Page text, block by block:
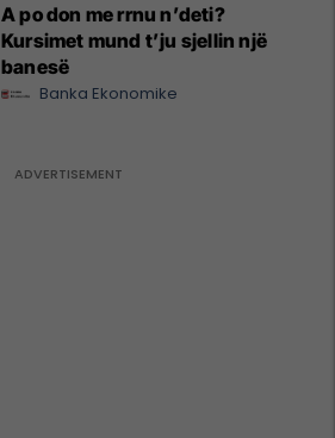
A po don me rrnu n’deti?
Kursimet mund t’ju sjellin një
banesë
Banka Ekonomike